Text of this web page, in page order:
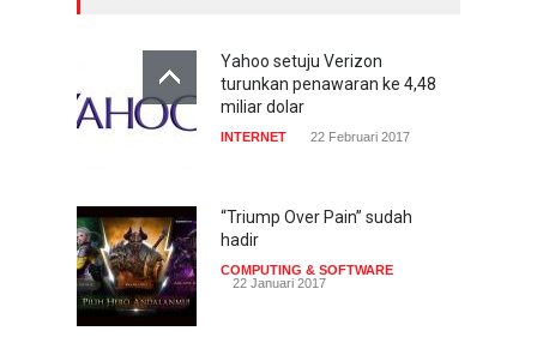
Yahoo setuju Verizon
turunkan penawaran ke 4,48
miliar dolar
INTERNET 22 Februari 2017
“Triump Over Pain” sudah
hadir
COMPUTING & SOFTWARE
22 Januari 2017